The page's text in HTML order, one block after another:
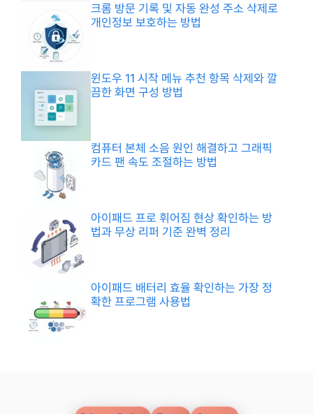
크롬 방문 기록 및 자동 완성 주소 삭제로
개인정보 보호하는 방법
윈도우 11 시작 메뉴 추천 항목 삭제와 깔
끔한 화면 구성 방법
컴퓨터 본체 소음 원인 해결하고 그래픽
카드 팬 속도 조절하는 방법
아이패드 프로 휘어짐 현상 확인하는 방
법과 무상 리퍼 기준 완벽 정리
아이패드 배터리 효율 확인하는 가장 정
확한 프로그램 사용법